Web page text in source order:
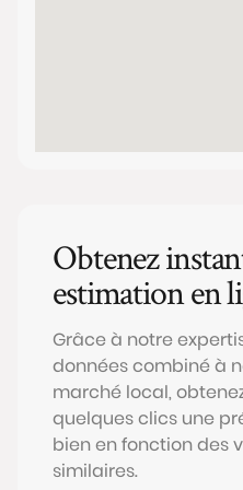
Obtenez
estimation en
Grâce à notre
données combiné à
marché local,
quelques clics une
bien en fonction des
similaires.